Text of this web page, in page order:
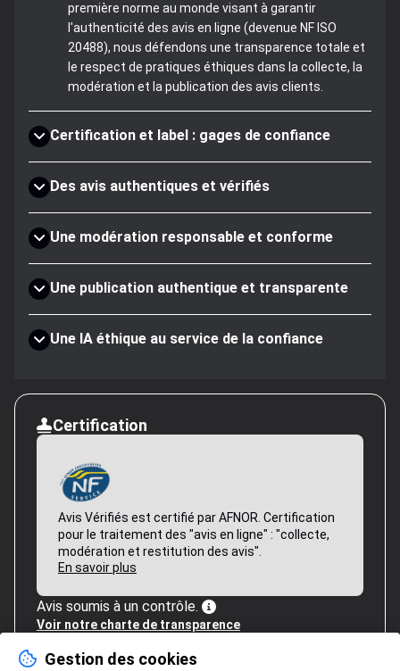
première norme au monde visant à garantir
l'authenticité des avis en ligne (devenue NF ISO
20488), nous défendons une transparence totale et
le respect de pratiques éthiques dans la collecte, la
modération et la publication des avis clients.
Certification et label : gages de confiance
Des avis authentiques et vérifiés
Une modération responsable et conforme
Une publication authentique et transparente
Une IA éthique au service de la confiance
Certification
Avis Vérifiés est certifié par AFNOR. Certification
pour le traitement des "avis en ligne" : "collecte,
modération et restitution des avis".
En savoir plus
Avis soumis à un contrôle.
Voir notre charte de transparence
Gestion des cookies